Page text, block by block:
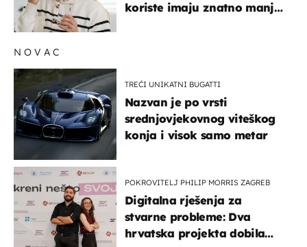
koriste imaju znatno manji
NOVAC
TREĆI UNIKATNI BUGATTI
Nazvan je po vrsti
srednjovjekovnog viteškog
konja i visok samo metar
POKROVITELJ PHILIP MORRIS ZAGREB
Digitalna rješenja za
stvarne probleme: Dva
hrvatska projekta dobila